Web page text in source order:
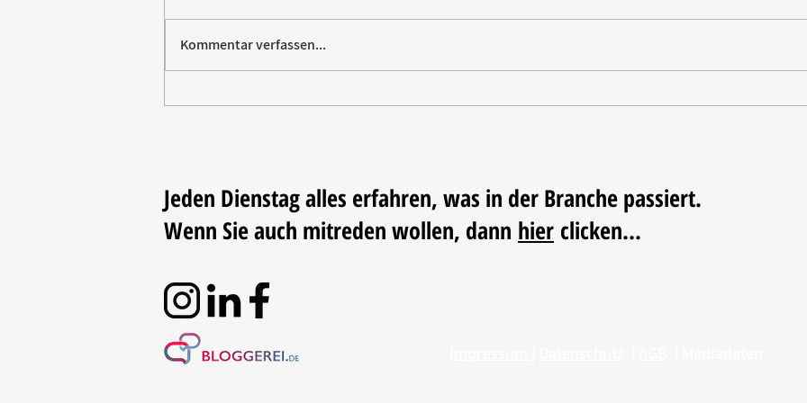
Oxo
Kommentar verfassen...
Jeden Dienstag alles erfahren, was in der Branche passiert.
Wenn Sie auch mitreden wollen, dann hier clicken...